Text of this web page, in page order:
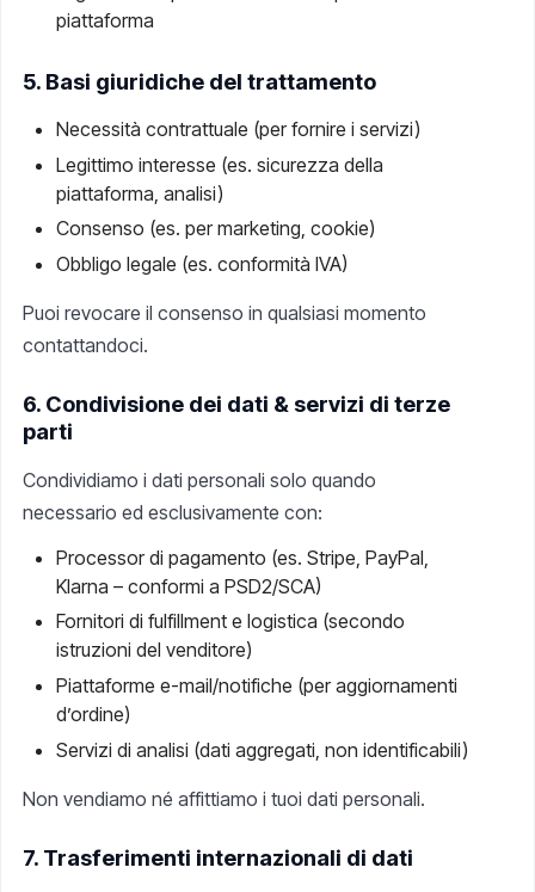
piattaforma
5. Basi giuridiche del trattamento
Necessità contrattuale (per fornire i servizi)
Legittimo interesse (es. sicurezza della
piattaforma, analisi)
Consenso (es. per marketing, cookie)
Obbligo legale (es. conformità IVA)
Puoi revocare il consenso in qualsiasi momento
contattandoci.
6. Condivisione dei dati & servizi di terze
parti
Condividiamo i dati personali solo quando
necessario ed esclusivamente con:
Processor di pagamento (es. Stripe, PayPal,
Klarna – conformi a PSD2/SCA)
Fornitori di fulfillment e logistica (secondo
istruzioni del venditore)
Piattaforme e-mail/notifiche (per aggiornamenti
d’ordine)
Servizi di analisi (dati aggregati, non identificabili)
Non vendiamo né affittiamo i tuoi dati personali.
7. Trasferimenti internazionali di dati